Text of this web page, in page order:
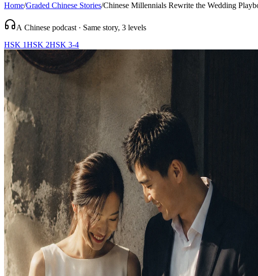
Home/Graded Chinese Stories/Chinese Millennials Rewrite the Wedding
A Chinese podcast · Same story, 3 levels
HSK 1HSK 2HSK 3-4